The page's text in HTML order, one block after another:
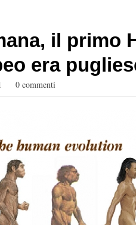
il primo
era
0 commenti